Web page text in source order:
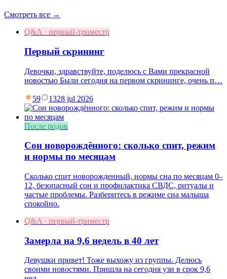
Смотреть все →
Q&A · первый-триместр
Первый скрининг
Девочки, здравствуйте, поделюсь с Вами прекрасной
новостью Были сегодня на первом скрининге, очень п…
59 1328 jul 2026
После родов
Сон новорождённого: сколько спит, режим
и нормы по месяцам
Сколько спит новорожденный, нормы сна по месяцам 0–
12, безопасный сон и профилактика СВДС, ритуалы и
частые проблемы. Разберитесь в режиме сна малыша
спокойно.
Q&A · первый-триместр
Замерла на 9,6 недель в 40 лет
Девушки привет! Тоже выхожу из группы. Делюсь
своими новостями. Пришла на сегодня узи в срок 9,6